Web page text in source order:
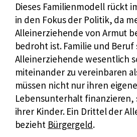
Dieses Familienmodell rückt
in den Fokus der Politik, da
Alleinerziehende von Armut
bedroht ist. Familie und
Alleinerziehende wesentlich
miteinander zu vereinbaren
müssen nicht nur ihren
Lebensunterhalt finanzieren,
ihrer Kinder. Ein Drittel der
bezieht Bürgergeld.